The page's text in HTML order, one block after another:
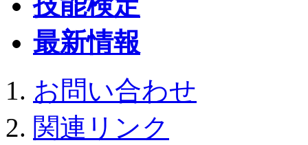
最新情報
お問い合わせ
関連リンク